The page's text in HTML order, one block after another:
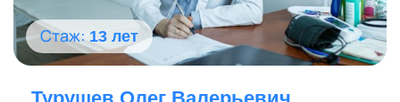
Стаж: 13 лет